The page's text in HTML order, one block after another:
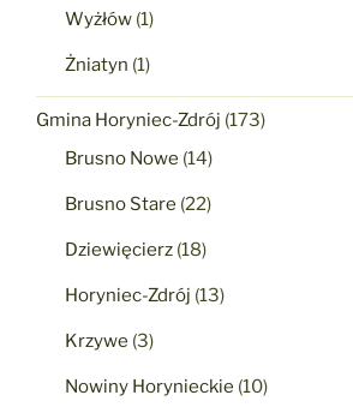
Wyżłów (1)
Żniatyn (1)
Gmina Horyniec-Zdrój (173)
Brusno Nowe (14)
Brusno Stare (22)
Dziewięcierz (18)
Horyniec-Zdrój (13)
Krzywe (3)
Nowiny Horynieckie (10)